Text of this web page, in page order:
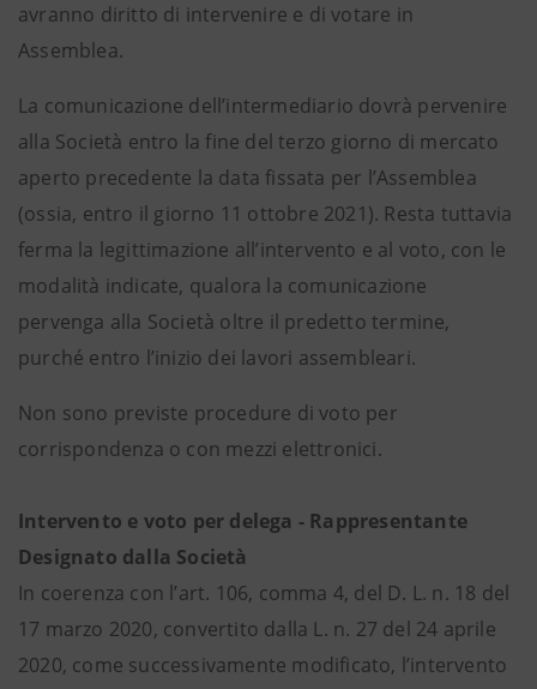
avranno diritto di intervenire e di votare in
Assemblea.
La comunicazione dell’intermediario dovrà pervenire
alla Società entro la fine del terzo giorno di mercato
aperto precedente la data fissata per l’Assemblea
(ossia, entro il giorno 11 ottobre 2021). Resta tuttavia
ferma la legittimazione all’intervento e al voto, con le
modalità indicate, qualora la comunicazione
pervenga alla Società oltre il predetto termine,
purché entro l’inizio dei lavori assembleari.
Non sono previste procedure di voto per
corrispondenza o con mezzi elettronici.
Intervento e voto per delega - Rappresentante
Designato dalla Società
In coerenza con l’art. 106, comma 4, del D. L. n. 18 del
17 marzo 2020, convertito dalla L. n. 27 del 24 aprile
2020, come successivamente modificato, l’intervento